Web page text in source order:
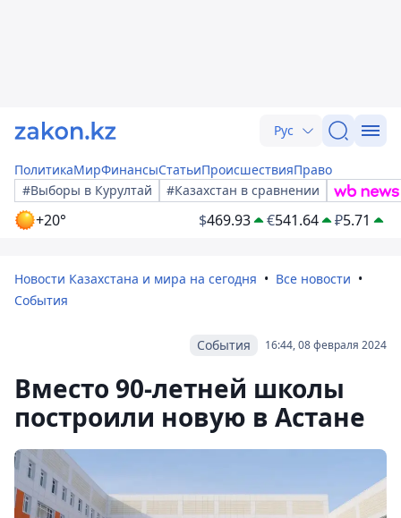
Рус
ПолитикаМирФинансыСтатьиПроисшествияПраво
#Выборы в Курултай
#Казахстан в сравнении
+20° $469.93 €541.64 ₽5.71
Новости Казахстана и мира на сегодня
Все новости
События
16:44, 08 февраля 2024
События
Вместо 90-летней школы
построили новую в Астане